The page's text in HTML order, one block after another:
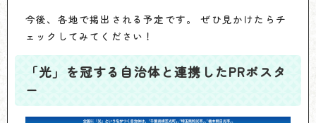
今後、各地で掲出される予定です。 ぜひ見かけたらチ
ェックしてみてください！
「光」を冠する自治体と連携したPRポスタ
ー